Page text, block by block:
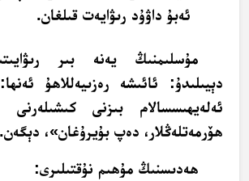
ئەبۇ داۋۇد رىۋايەت قىلغان.
مۇسلىمنىڭ يەنە بىر
دېيىلىدۇ: ئائىشە رەزىيەللاھۇ
ئەلەيھىسسالام بىزنى كىشىلەرنى
ھۆرمەتلەڭلار، دەپ بۇيرۇغان»، دېگەن.
ھەدىسنىڭ مۇھىم نۇقتىلىرى: